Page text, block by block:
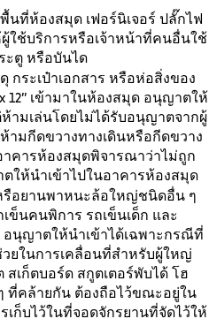
ที่ห้องสมุด เฟอร์นิเจอร์ ปลั๊กไฟ
ใช้บริการหรือเจ้าหน้าที่คนอื่นใช้
ะตู หรือบันได
ระเป๋าเอกสาร หรือห่อสิ่งของ
12” เข้ามาในห้องสมุด อนุญาตให้
ามเล่นโดยไม่ได้รับอนุญาตจากผู้
ามกีดขวางทางเดินหรือกีดขวาง
คารห้องสมุดพิจารณาว่าไม่ถูก
ให้นำเข้าไปในอาคารห้องสมุด
รือยานพาหนะล้อใหญ่ชนิดอื่น ๆ
ข็นคนพิการ รถเข็นเด็ก และ
นุญาตให้นำเข้าได้เฉพาะกรณีที่
ยในการเคลื่อนที่สำหรับผู้ใหญ่
สเก็ตบอร์ด สกูตเตอร์พับได้ โฮ
ที่คล้ายกัน ต้องถือไว้ขณะอยู่ใน
ก็บไว้ในที่จอดจักรยานที่จัดไว้ให้